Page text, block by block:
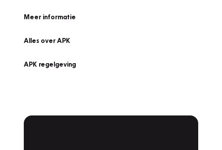
Meer informatie
Alles over APK
APK regelgeving